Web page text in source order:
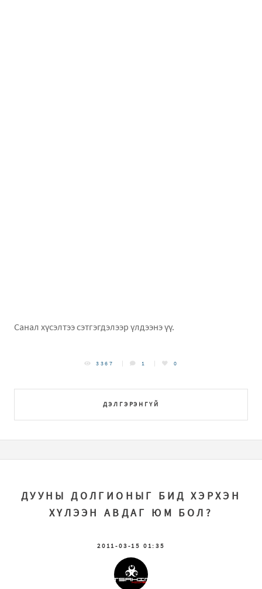
Санал хүсэлтээ сэтгэгдэлээр үлдээнэ үү.
ДЭЛГЭРЭНГҮЙ
3367 1 0
ДУУНЫ ДОЛГИОНЫГ БИД ХЭРХЭН
ХҮЛЭЭН АВДАГ ЮМ БОЛ?
2011-03-15 01:35